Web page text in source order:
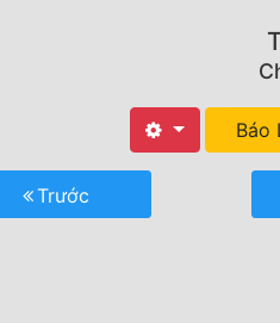
Báo
Trước